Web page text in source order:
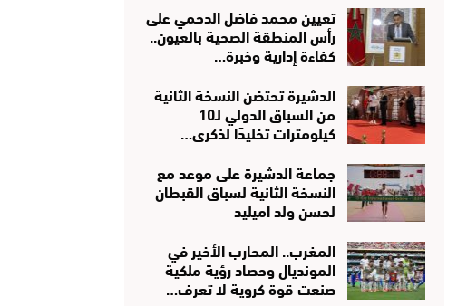
تعيين محمد فاضل الدحمي على
رأس المنطقة الصحية بالعيون..
كفاءة إدارية وخبرة…
الدشيرة تحتضن النسخة الثانية
من السباق الدولي لـ10
كيلومترات تخليدًا لذكرى…
جماعة الدشيرة على موعد مع
النسخة الثانية لسباق القبطان
لحسن ولد اميليد
المغرب.. المحارب الأخير في
المونديال وحصاد رؤية ملكية
صنعت قوة كروية لا تعرف…